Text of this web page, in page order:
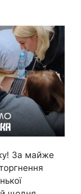
За майже